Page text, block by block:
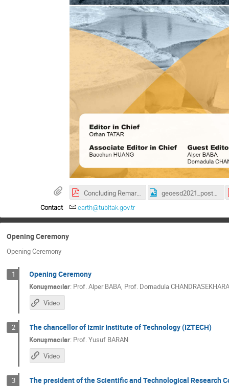
Concluding Remarks.pdf
Contact earth@tubitak.gov.tr
Opening Ceremony
Opening Ceremony
1 Opening Ceremony
Konuşmacılar: Prof.Alper BABA, Prof. Dornadula
Video
2 The chancellor of Izmir Institute of Technology (IZTECH)
Konuşmacılar: Prof.Yusuf BARAN
Video
3 The president of the Scientific and Technological Research